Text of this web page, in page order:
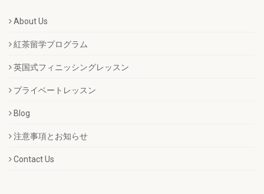
About Us
紅茶留学プログラム
英国式フィニッシングレッスン
プライベートレッスン
Blog
注意事項とお知らせ
Contact Us